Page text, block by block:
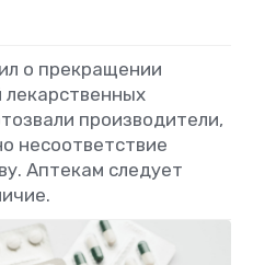
о прекращении
производители,
несоответствие
Аптекам следует